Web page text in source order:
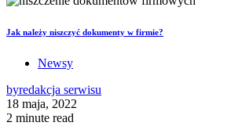
Jak należy niszczyć dokumenty w firmie?
Newsy
byredakcja serwisu
18 maja, 2022
2 minute read